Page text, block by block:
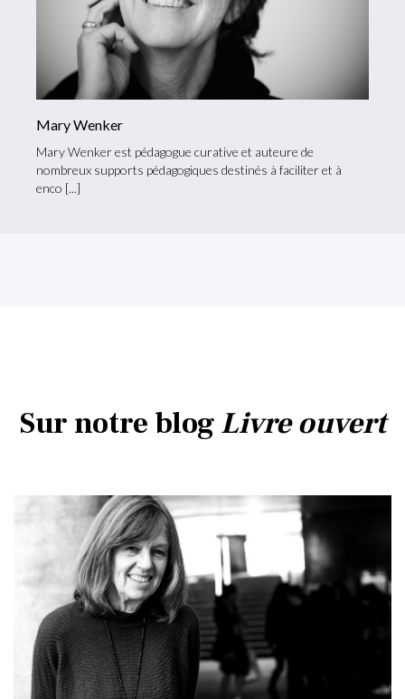
Mary Wenker
Mary Wenker est pédagogue curative et auteure de
nombreux supports pédagogiques destinés à faciliter et à
enco
Sur notre blogLivre ouvert